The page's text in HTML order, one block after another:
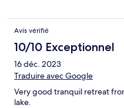
Avis vérifié
10/10 Exceptionnel
16 déc. 2023
Traduire avec Google
Very good tranquil retreat
lake.